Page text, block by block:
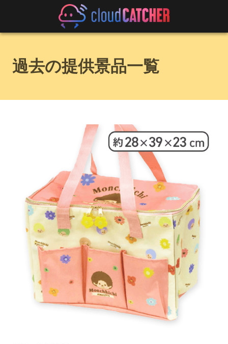
過去の提供景品一覧